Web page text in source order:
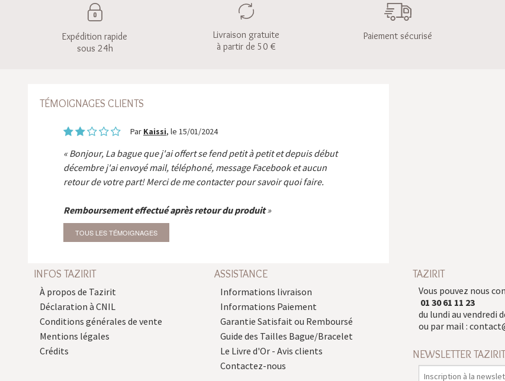
Expédition rapide
sous 24h
Livraison gratuite
à partir de 50 €
Paiement sécurisé
TÉMOIGNAGES CLIENTS
Par Kaissi, le 15/01/2024
Bonjour, La bague que j'ai offert se fend petit à petit et depuis début
décembre j'ai envoyé mail, téléphoné, message Facebook et aucun
retour de votre part! Merci de me contacter pour savoir quoi faire.
Remboursement effectué après retour du produit
TOUS LES TÉMOIGNAGES
INFOS TAZIRIT
À propos de Tazirit
Déclaration à CNIL
Conditions générales de vente
Mentions légales
Crédits
ASSISTANCE
Informations livraison
Informations Paiement
Garantie Satisfait ou Remboursé
Guide des Tailles Bague/Bracelet
Le Livre d'Or - Avis clients
Contactez-nous
TAZIRIT
Vous pouvez nous
01 30 61 11 23
du lundi au vendredi
ou par mail :
NEWSLETTER TAZIRIT